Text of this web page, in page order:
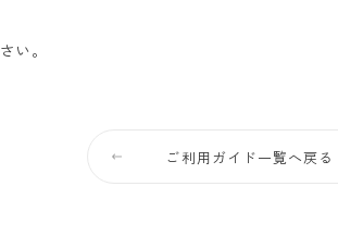
い。
ご利用ガイド一覧へ戻る